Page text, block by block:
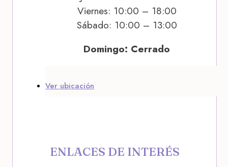
Viernes: 10:00 – 18:00
Sábado: 10:00 – 13:00
Domingo: Cerrado
Ver ubicación
ENLACES DE INTERÉS